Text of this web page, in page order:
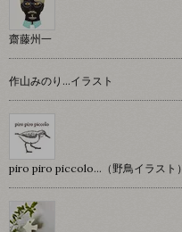
齋藤州一
作山みのり…イラスト
piro piro piccolo…（野鳥イラスト）